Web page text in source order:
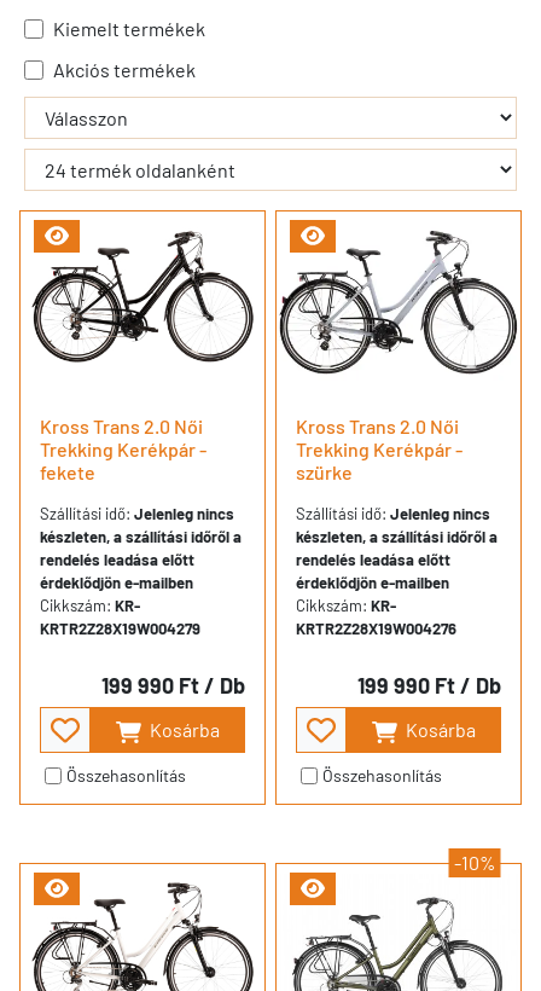
Kiemelt termékek
Akciós termékek
- - filter_submit - -
Kross Trans 2.0 Női
Trekking Kerékpár -
fekete
Szállítási idő: Jelenleg nincs
készleten, a szállítási időről a
rendelés leadása előtt
érdeklődjön e-mailben
Cikkszám: KR-
KRTR2Z28X19W004279
199 990 Ft/ Db
Kosárba
Összehasonlítás
Kross Trans 2.0 Női
Trekking Kerékpár -
szürke
Szállítási idő: Jelenleg nincs
készleten, a szállítási időről a
rendelés leadása előtt
érdeklődjön e-mailben
Cikkszám: KR-
KRTR2Z28X19W004276
199 990 Ft/ Db
Kosárba
Összehasonlítás
-10%